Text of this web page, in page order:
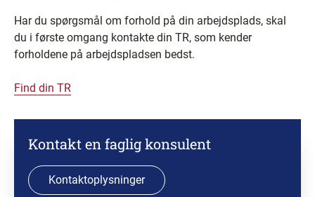
Har du spørgsmål om forhold på din arbejdsplads, skal
du i første omgang kontakte din TR, som kender
forholdene på arbejdspladsen bedst.
Find din TR
Kontakt en faglig konsulent
Kontaktoplysninger